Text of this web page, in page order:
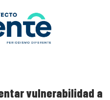
vulnerabilidad a